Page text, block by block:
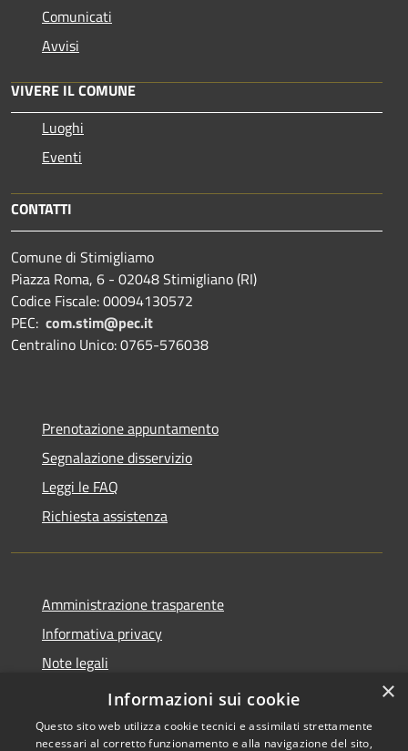
Comunicati
Avvisi
VIVERE IL COMUNE
Luoghi
Eventi
CONTATTI
Comune di Stimigliamo
Piazza Roma, 6 - 02048 Stimigliano (RI)
Codice Fiscale: 00094130572
PEC: com.stim@pec.it
Centralino Unico: 0765-576038
Prenotazione appuntamento
Segnalazione disservizio
Leggi le FAQ
Richiesta assistenza
Amministrazione trasparente
Informativa privacy
Note legali
Dichiarazione di accessibilità
×
Informazioni sui cookie
Questo sito web utilizza cookie tecnici e assimilati strettamente
necessari al corretto funzionamento e alla navigazione del sito,